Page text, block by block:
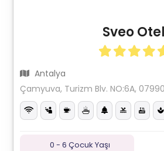
Sveo Otel
Antalya
Çamyuva, Turizm Blv. NO:6A,
0 - 6 Çocuk Yaşı